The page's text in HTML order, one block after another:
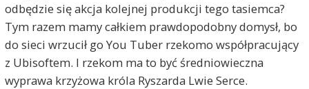
odbędzie się akcja kolejnej produkcji tego tasiemca?
Tym razem mamy całkiem prawdopodobny domysł, bo
do sieci wrzucił go You Tuber rzekomo współpracujący
z Ubisoftem. I rzekom ma to być średniowieczna
wyprawa krzyżowa króla Ryszarda Lwie Serce.